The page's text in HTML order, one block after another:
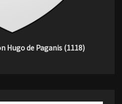
Hugo de Paganis (1118)